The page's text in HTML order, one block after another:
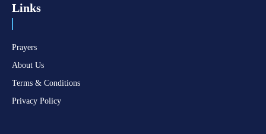
Links
Prayers
About Us
Terms & Conditions
Privacy Policy